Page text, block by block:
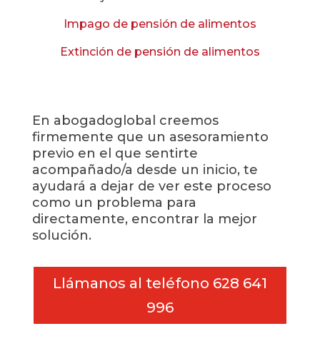
Impago de pensión de alimentos
Extinción de pensión de alimentos
En abogadoglobal creemos
firmemente que un asesoramiento
previo en el que sentirte
acompañado/a desde un inicio, te
ayudará a dejar de ver este proceso
como un problema para
directamente, encontrar la mejor
solución.
Llámanos al teléfono 628 641
996